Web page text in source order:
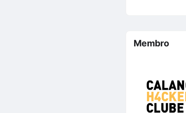
Membro